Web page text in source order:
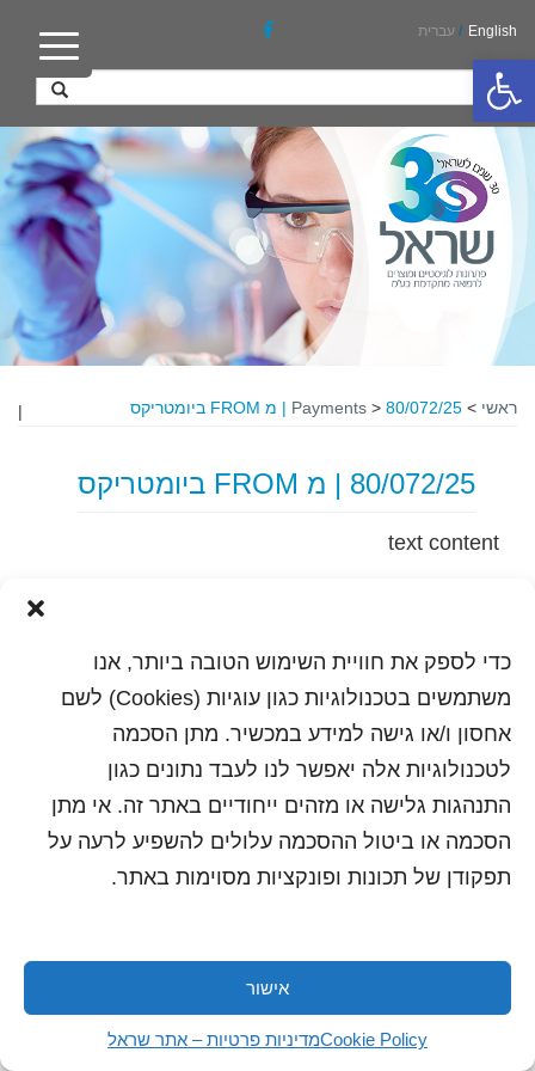
פתח סרגל נגישות
כדי לספק את חוויית השימוש הטובה ביותר, אנו
משתמשים בטכנולוגיות כגון עוגיות (Cookies) לשם
אחסון ו/או גישה למידע במכשיר. מתן הסכמה
לטכנולוגיות אלה יאפשר לנו לעבד נתונים כגון
התנהגות גלישה או מזהים ייחודיים באתר זה. אי מתן
הסכמה או ביטול ההסכמה עלולים להשפיע לרעה על
תפקודן של תכונות ופונקציות מסוימות באתר.
אישור
Cookie Policyמדיניות פרטיות – אתר שראל
English
/ עברית
ראשי >
Payments > 80/072/25 | מ FROM ביומטריקס |
80/072/25 | מ FROM ביומטריקס
text content
שלח לחבר
כל הזכויות שמורות לשראל 2018 | עיצוב ותכנות: סטודיו
"היוצרים"